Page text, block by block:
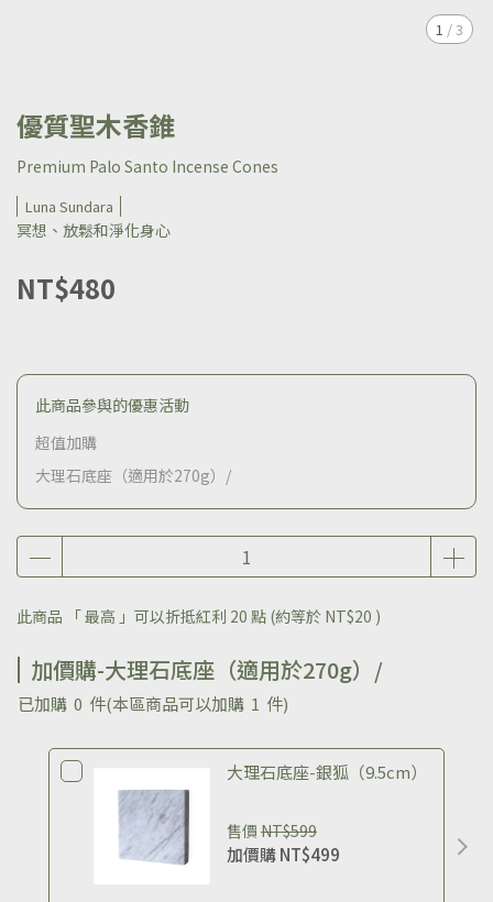
1 /3
優質聖木香錐
Premium Palo Santo Incense Cones
Luna Sundara
冥想、放鬆和淨化身心
NT$480
此商品參與的優惠活動
超值加購
大理石底座（適用於270g）/
此商品 「 最高 」可以折抵紅利 20 點 (約等於 NT$20 )
加價購-大理石底座（適用於270g）/
已加購 0 件(本區商品可以加購 1 件)
大理石底座-銀狐（9.5cm）
售價 NT$599
加價購NT$499